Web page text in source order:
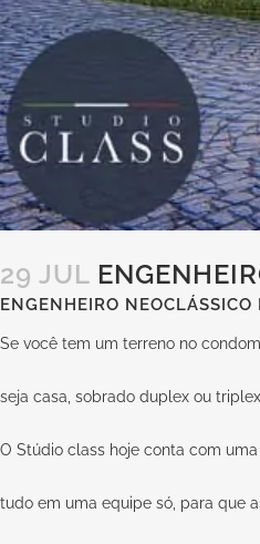
29 JUL
ENGENHEIRO
Se você tem um terreno no
seja casa, sobrado duplex ou
O Stúdio class hoje conta com
tudo em uma equipe só, para que